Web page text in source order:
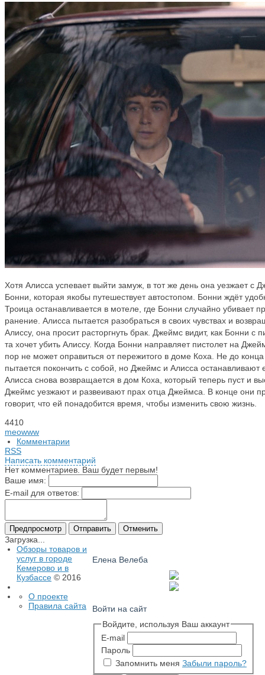
Хотя Алисса успевает выйти замуж, в тот же день она уезжает с
Бонни, которая якобы путешествует автостопом. Бонни ждёт
Троица останавливается в мотеле, где Бонни случайно убивает
ранение. Алисса пытается разобраться в своих чувствах и
Алиссу, она просит расторгнуть брак. Джеймс видит, как Бонни с
та хочет убить Алиссу. Когда Бонни направляет пистолет на
пор не может оправиться от пережитого в доме Коха. Не до
пытается покончить с собой, но Джеймс и Алисса
Алисса снова возвращается в дом Коха, который теперь пуст и
Джеймс уезжают и развеивают прах отца Джеймса. В конце они
говорит, что ей понадобится время, чтобы изменить свою жизнь.
4410
meowww
Комментарии
RSS
Написать комментарий
Нет комментариев. Ваш будет первым!
Ваше имя:
E-mail для ответов:
Загрузка...
Елена Велеба
Войти на сайт
Войдите, используя Ваш аккаунт
E-mail
Пароль
Запомнить меня Забыли пароль?
Обзоры товаров и
услуг в городе
Кемерово и в
Кузбассе © 2016
О проекте
Правила сайта